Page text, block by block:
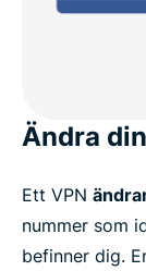
Ändra
Ett VPN
nummer som
befinner dig.